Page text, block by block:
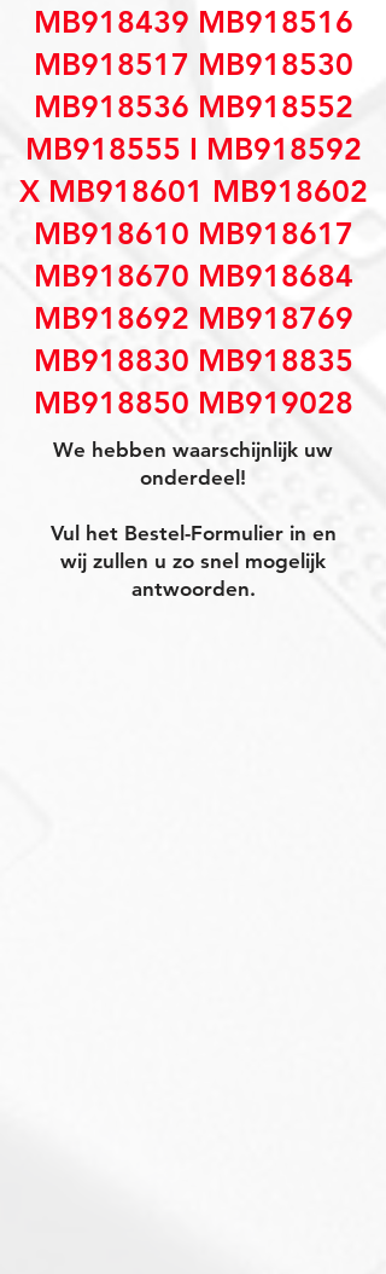
MB918439 MB918516
MB918517 MB918530
MB918536 MB918552
MB918555 I MB918592
X MB918601 MB918602
MB918610 MB918617
MB918670 MB918684
MB918692 MB918769
MB918830 MB918835
MB918850 MB919028
We hebben waarschijnlijk uw
onderdeel!
Vul het Bestel-Formulier in en
wij zullen u zo snel mogelijk
antwoorden.